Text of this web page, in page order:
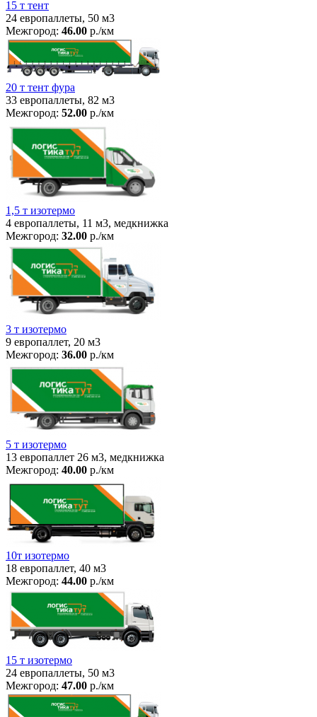
15 т тент
24 европаллеты, 50 м3
Межгород: 46.00 р./км
20 т тент фура
33 европаллеты, 82 м3
Межгород: 52.00 р./км
1,5 т изотермо
4 европаллеты, 11 м3, медкнижка
Межгород: 32.00 р./км
3 т изотермо
9 европаллет, 20 м3
Межгород: 36.00 р./км
5 т изотермо
13 европаллет 26 м3, медкнижка
Межгород: 40.00 р./км
10т изотермо
18 европаллет, 40 м3
Межгород: 44.00 р./км
15 т изотермо
24 европаллеты, 50 м3
Межгород: 47.00 р./км